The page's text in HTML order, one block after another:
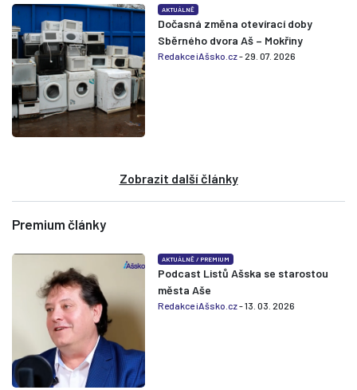
AKTUÁLNĚ
Dočasná změna otevírací doby
Sběrného dvora Aš – Mokřiny
Redakce iAšsko.cz- 29. 07. 2026
Zobrazit další články
Premium články
AKTUÁLNĚ /PREMIUM
Podcast Listů Ašska se starostou
města Aše
Redakce iAšsko.cz- 13. 03. 2026